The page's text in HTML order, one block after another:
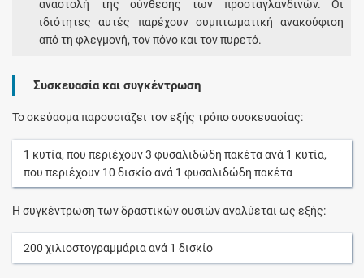
αναστολή της σύνθεσης των προσταγλανδινών. Οι
ιδιότητες αυτές παρέχουν συμπτωματική ανακούφιση
από τη φλεγμονή, τον πόνο και τον πυρετό.
Συσκευασία και συγκέντρωση
Το σκεύασμα παρουσιάζει τον εξής τρόπο συσκευασίας:
1 κυτία, που περιέχουν3 φυσαλιδώδη πακέταανά 1 κυτία,
που περιέχουν 10 δισκίοανά 1 φυσαλιδώδη πακέτα
Η συγκέντρωση των δραστικών ουσιών αναλύεται ως εξής:
200 χιλιοστογραμμάριαανά 1 δισκίο